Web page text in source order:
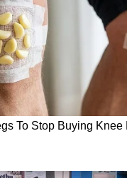
ಐಪಿಎಲ್ ಹರಾಜಿನ ಕುರಿತು
ವೈಭವ್ ಸೂರ್ಯವಂಶಿ